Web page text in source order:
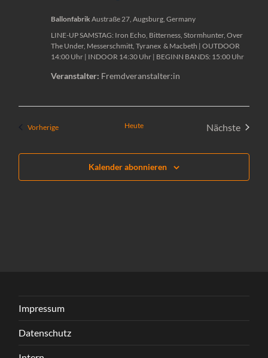
BallonfabrikAustraße 27, Augsburg, Germany
LINE-UP SAMSTAG: Iron Echo, Bitterness, Stormhunter, Over
The Under, Messerschmitt, Tyranex & Macbeth | OUTDOOR
14:00 Uhr | INDOOR 14:30 Uhr | BEGINN BANDS: 15:00 Uhr
Veranstalter: Fremdveranstalter:in
VorherigeVeranstaltungen Heute
Nächste
Kalender abonnieren
Impressum
Datenschutz